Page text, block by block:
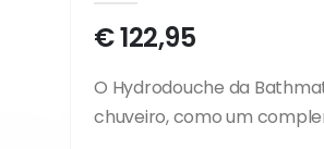
€122,95
O Hydrodouche da
chuveiro, como um